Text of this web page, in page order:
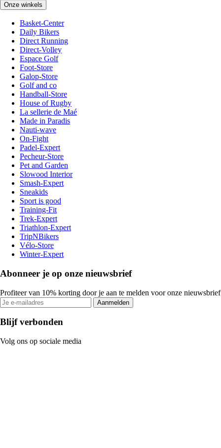
Onze winkels
Basket-Center
Daily Bikers
Direct Running
Direct-Volley
Espace Golf
Foot-Store
Galop-Store
Golf and co
Handball-Store
House of Rugby
La sellerie de Maé
Made in Paradis
Nauti-wave
On-Fight
Padel-Expert
Pecheur-Store
Pet and Garden
Slowood Interior
Smash-Expert
Sneakids
Sport is good
Training-Fit
Trek-Expert
Triathlon-Expert
TripNBikers
Vélo-Store
Winter-Expert
Abonneer je op onze nieuwsbrief
Profiteer van 10% korting door je aan te melden voor onze nieuwsbrief
Aanmelden
Blijf verbonden
Volg ons op sociale media